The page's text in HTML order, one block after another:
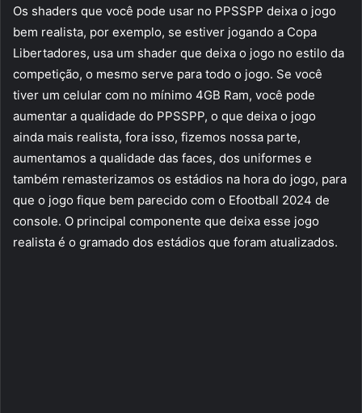
Os shaders que você pode usar no PPSSPP deixa o jogo
bem realista, por exemplo, se estiver jogando a Copa
Libertadores, usa um shader que deixa o jogo no estilo da
competição, o mesmo serve para todo o jogo. Se você
tiver um celular com no mínimo 4GB Ram, você pode
aumentar a qualidade do PPSSPP, o que deixa o jogo
ainda mais realista, fora isso, fizemos nossa parte,
aumentamos a qualidade das faces, dos uniformes e
também remasterizamos os estádios na hora do jogo, para
que o jogo fique bem parecido com o Efootball 2024 de
console. O principal componente que deixa esse jogo
realista é o gramado dos estádios que foram atualizados.